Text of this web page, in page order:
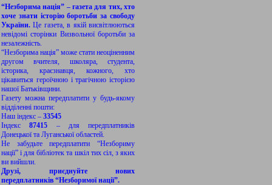
“Незборима нація” – газета для тих, хто
хоче знати історію боротьби за свободу
України.Це газета, в якій висвітлюються
невідомі сторінки Визвольної боротьби за
незалежність.
“Незборима нація” може стати неоціненним
другом вчителя, школяра, студента,
історика, краєзнавця, кожного, хто
цікавиться героїчною і трагічною історією
нашої Батьківщини.
Газету можна передплатити у будь-якому
відділенні пошти:
Наш індекс – 33545
Індекс87415 – для передплатників
Донецької та Луганської областей.
Не забудьте передплатити “Незбориму
нації” і для бібліотек та шкіл тих сіл, з яких
ви вийшли.
Друзі, приєднуйте нових
передплатників “Незборимої нації”.